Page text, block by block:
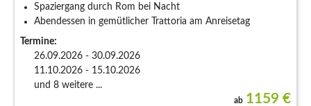
Spaziergang durch Rom bei Nacht
Abendessen in gemütlicher Trattoria am Anreisetag
Termine:
26.09.2026 - 30.09.2026
11.10.2026 - 15.10.2026
und 8 weitere ...
ab 1159 €